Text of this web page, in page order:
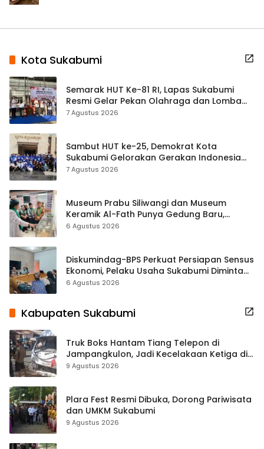
Kota Sukabumi
Semarak HUT Ke-81 RI, Lapas Sukabumi
Resmi Gelar Pekan Olahraga dan Lomba
Tradisional
7 Agustus 2026
Sambut HUT ke-25, Demokrat Kota
Sukabumi Gelorakan Gerakan Indonesia
ASRI Lewat Aksi Bersih Masjid Agung
7 Agustus 2026
Museum Prabu Siliwangi dan Museum
Keramik Al-Fath Punya Gedung Baru,
Hampir 500 Koleksi Dipisahkan
6 Agustus 2026
Diskumindag-BPS Perkuat Persiapan Sensus
Ekonomi, Pelaku Usaha Sukabumi Diminta
Terbuka Beri Data
6 Agustus 2026
Kabupaten Sukabumi
Truk Boks Hantam Tiang Telepon di
Jampangkulon, Jadi Kecelakaan Ketiga di
Titik yang Sama
9 Agustus 2026
Plara Fest Resmi Dibuka, Dorong Pariwisata
dan UMKM Sukabumi
9 Agustus 2026